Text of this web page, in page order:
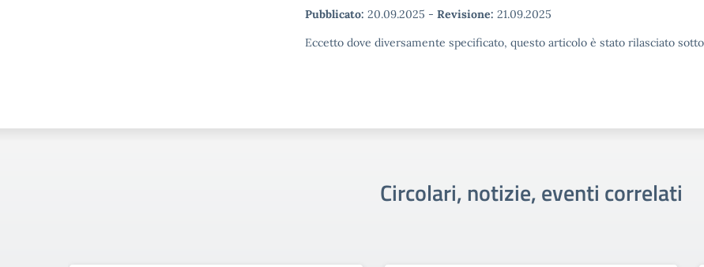
Pubblicato: 20.09.2025 - Revisione: 21.09.2025
Eccetto dove diversamente specificato, questo articolo è stato rilasciato
Circolari, notizie, eventi correlati